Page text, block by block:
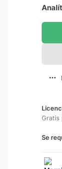
Gratis
Se